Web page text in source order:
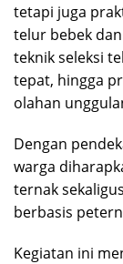
tetapi juga
telur bebek
teknik seleksi
tepat, hingga
olahan
Dengan
warga
ternak
berbasis
Kegiatan ini